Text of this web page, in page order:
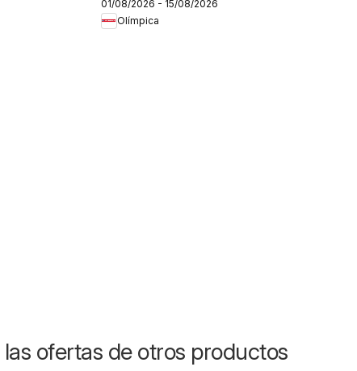
Más puntos, más
ahorro
01/08/2026 - 15/08/2026
Olímpica
ofertas de otros productos